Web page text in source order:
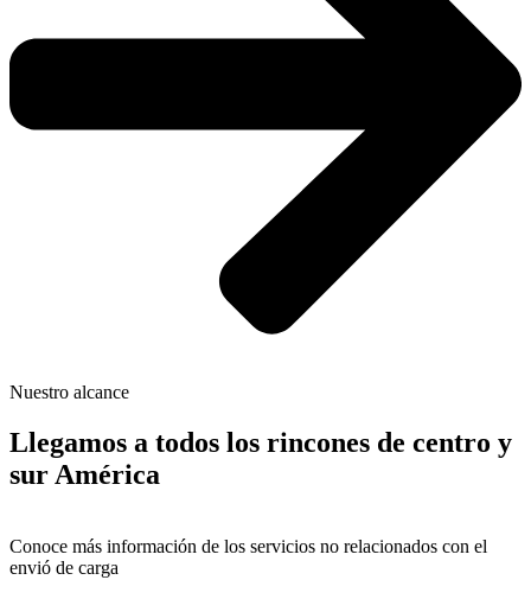
Nuestro alcance
Llegamos a todos los rincones de centro y
sur América
Conoce más información de los servicios no relacionados con el
envió de carga